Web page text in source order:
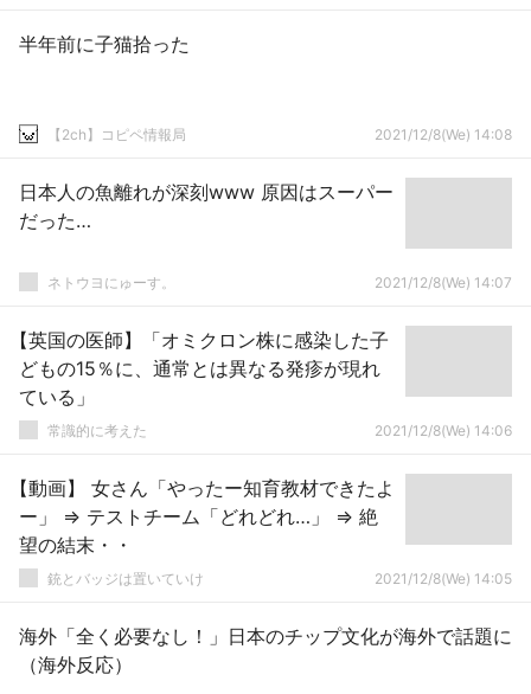
半年前に子猫拾った
【2ch】コピペ情報局 2021/12/8(We) 14:08
日本人の魚離れが深刻www 原因はスーパー
だった…
ネトウヨにゅーす。 2021/12/8(We) 14:07
【英国の医師】「オミクロン株に感染した子
どもの15％に、通常とは異なる発疹が現れ
ている」
常識的に考えた 2021/12/8(We) 14:06
【動画】 女さん「やったー知育教材できたよ
ー」 ⇒ テストチーム「どれどれ…」 ⇒ 絶
望の結末・・
銃とバッジは置いていけ 2021/12/8(We) 14:05
海外「全く必要なし！」日本のチップ文化が海外で話題に
（海外反応）